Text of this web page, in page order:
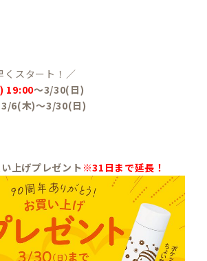
くスタート！／
19:00〜3/30(日)
3/6(木)〜3/30(日)
上げプレゼント ※31日まで延長！